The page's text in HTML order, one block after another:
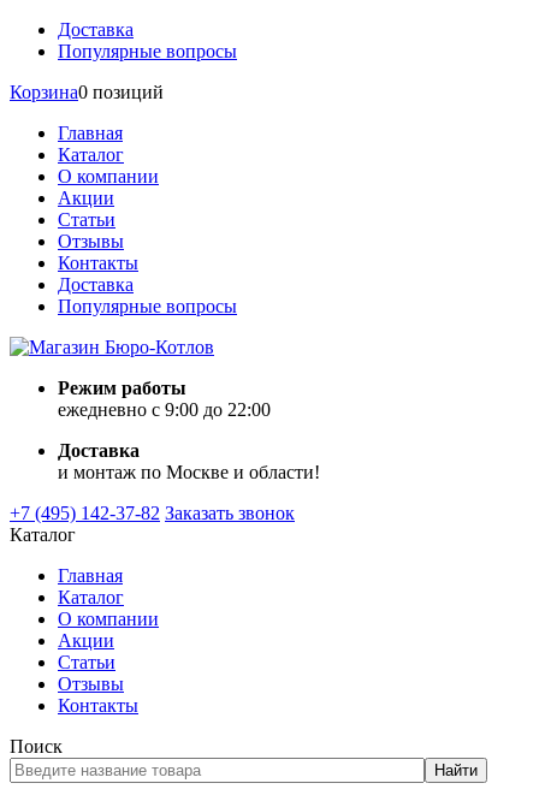
Доставка
Популярные вопросы
Корзина0 позиций
Главная
Каталог
О компании
Акции
Статьи
Отзывы
Контакты
Доставка
Популярные вопросы
Режим работы
ежедневно с 9:00 до 22:00
Доставка
и монтаж по Москве и области!
+7 (495) 142-37-82 Заказать звонок
Каталог
Главная
Каталог
О компании
Акции
Статьи
Отзывы
Контакты
Поиск
Найти